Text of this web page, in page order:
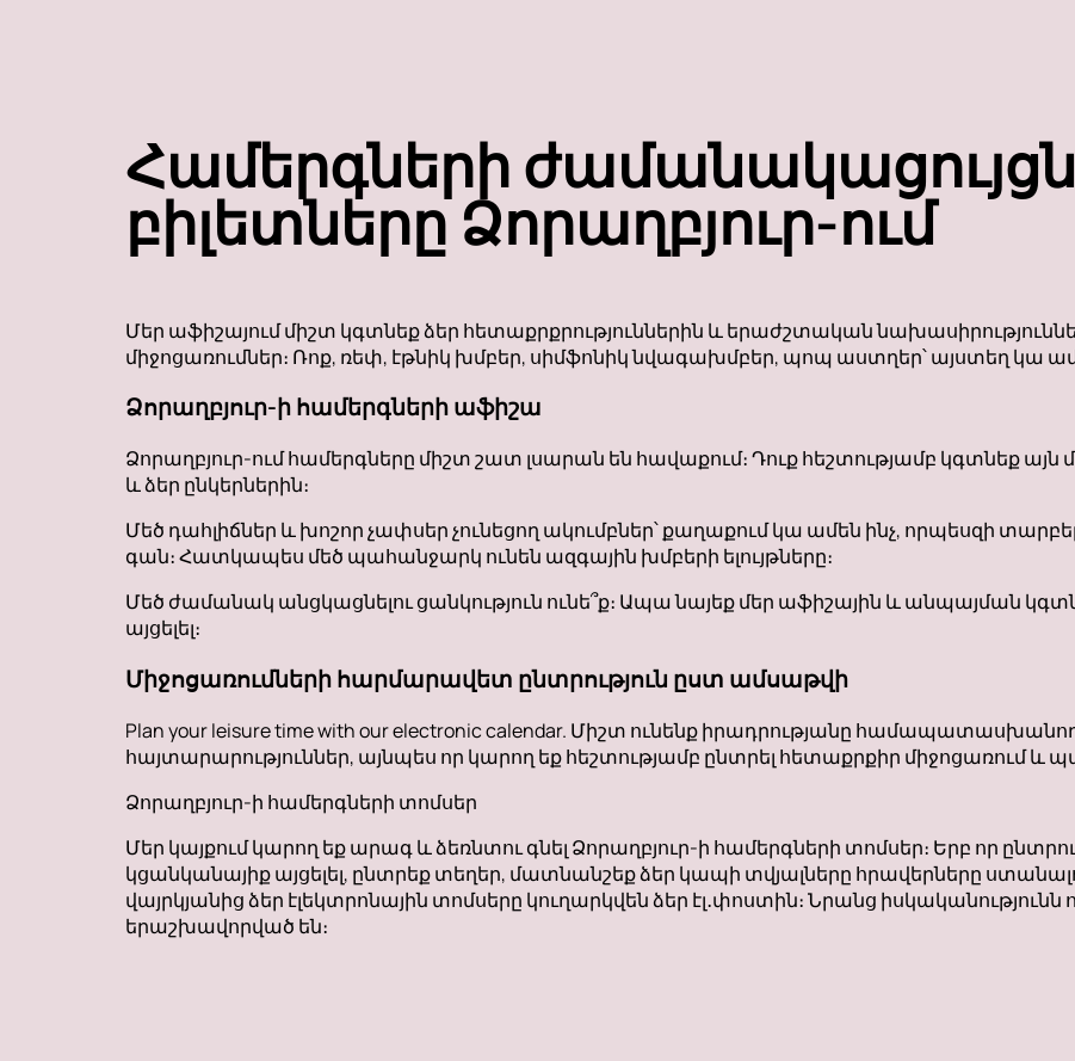
Համերգների ժամանակացույցն
բիլետները Ձորաղբյուր-ում
Մեր աֆիշայում միշտ կգտնեք ձեր հետաքրքրություններին և երաժշտական
միջոցառումներ։ Ռոք, ռեփ, էթնիկ խմբեր, սիմֆոնիկ նվագախմբեր, պոպ աստղեր՝ այստեղ կա
Ձորաղբյուր-ի համերգների աֆիշա
Ձորաղբյուր-ում համերգները միշտ շատ լսարան են հավաքում։ Դուք հեշտությամբ կգտնեք այն
և ձեր ընկերներին։
Մեծ դահլիճներ և խոշոր չափսեր չունեցող ակումբներ՝ քաղաքում կա ամեն ինչ, որպեսզի
գան։ Հատկապես մեծ պահանջարկ ունեն ազգային խմբերի ելույթները։
Մեծ ժամանակ անցկացնելու ցանկություն ունե՞ք։ Ապա նայեք մեր աֆիշային և անպայման
այցելել։
Միջոցառումների հարմարավետ ընտրություն ըստ ամսաթվի
Plan your leisure time with our electronic calendar. Միշտ ունենք իրադրությանը
հայտարարություններ, այնպես որ կարող եք հեշտությամբ ընտրել հետաքրքիր միջոցառում և
Ձորաղբյուր-ի համերգների տոմսեր
Մեր կայքում կարող եք արագ և ձեռնտու գնել Ձորաղբյուր-ի համերգների տոմսեր։ Երբ որ
կցանկանայիք այցելել, ընտրեք տեղեր, մատնանշեք ձեր կապի տվյալները հրավերները
վայրկյանից ձեր էլեկտրոնային տոմսերը կուղարկվեն ձեր էլ․փոստին։ Նրանց
երաշխավորված են։